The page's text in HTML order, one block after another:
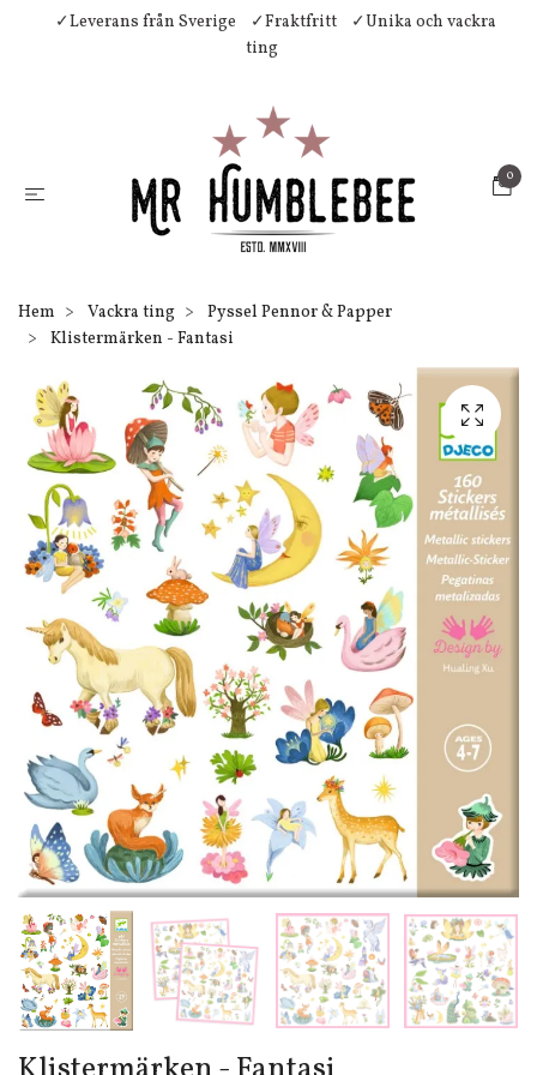
✓Leverans från Sverige ✓Fraktfritt
✓Unika och vackra
ting
0
Hem Vackra ting
Pyssel Pennor & Papper
Klistermärken - Fantasi